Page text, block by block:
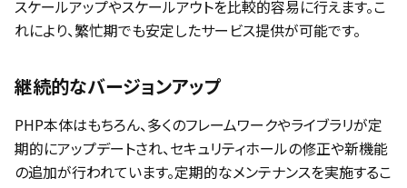
スケールアップやスケールアウトを比較的容易に行えます。こ
れにより、繁忙期でも安定したサービス提供が可能です。
継続的なバージョンアップ
PHP本体はもちろん、多くのフレームワークやライブラリが定
期的にアップデートされ、セキュリティホールの修正や新機能
の追加が行われています。定期的なメンテナンスを実施するこ